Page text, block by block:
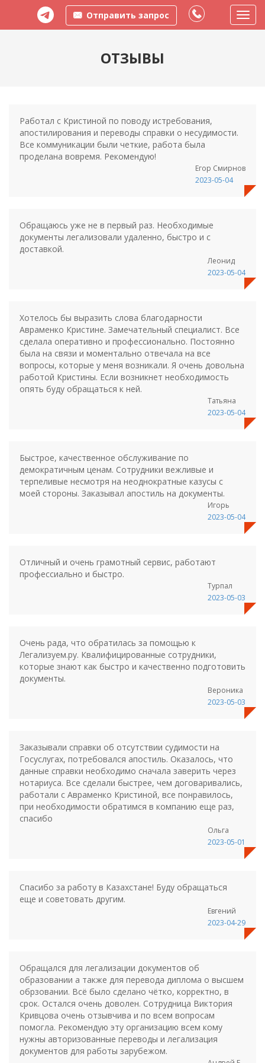
Отправить запрос
меню
ОТЗЫВЫ
Работал с Кристиной по поводу истребования,
апостилирования и переводы справки о несудимости.
Все коммуникации были четкие, работа была
проделана вовремя. Рекомендую!
Егор Смирнов
2023-05-04
Обращаюсь уже не в первый раз. Необходимые
документы легализовали удаленно, быстро и с
доставкой.
Леонид
2023-05-04
Хотелось бы выразить слова благодарности
Авраменко Кристине. Замечательный специалист. Все
сделала оперативно и профессионально. Постоянно
была на связи и моментально отвечала на все
вопросы, которые у меня возникали. Я очень довольна
работой Кристины. Если возникнет необходимость
опять буду обращаться к ней.
Татьяна
2023-05-04
Быстрое, качественное обслуживание по
демократичным ценам. Сотрудники вежливые и
терпеливые несмотря на неоднократные казусы с
моей стороны. Заказывал апостиль на документы.
Игорь
2023-05-04
Отличный и очень грамотный сервис, работают
профессиально и быстро.
Турпал
2023-05-03
Очень рада, что обратилась за помощью к
Легализуем.ру. Квалифицированные сотрудники,
которые знают как быстро и качественно подготовить
документы.
Вероника
2023-05-03
Заказывали справки об отсутствии судимости на
Госуслугах, потребовался апостиль. Оказалось, что
данные справки необходимо сначала заверить через
нотариуса. Все сделали быстрее, чем договаривались,
работали с Авраменко Кристиной, все понравилось,
при необходимости обратимся в компанию еще раз,
спасибо
Ольга
2023-05-01
Спасибо за работу в Казахстане! Буду обращаться
еще и советовать другим.
Евгений
2023-04-29
Обращался для легализации документов об
образовании а также для перевода диплома о высшем
обрзовании. Всё было сделано чётко, корректно, в
срок. Остался очень доволен. Сотрудница Виктория
Кривцова очень отзывчива и по всем вопросам
помогла. Рекомендую эту организацию всем кому
нужны авторизованные переводы и легализация
документов для работы зарубежом.